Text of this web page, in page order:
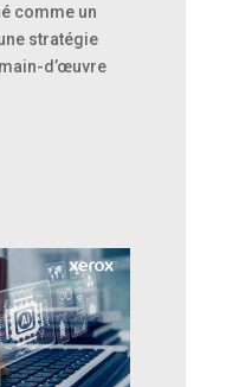
comme un
stratégie
d’œuvre